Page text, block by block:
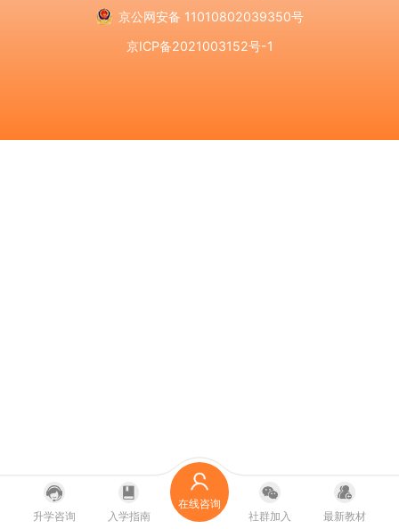
京公网安备 11010802039350号
京ICP备2021003152号-1
升学咨询 入学指南
在线咨询
社群加入
最新教材